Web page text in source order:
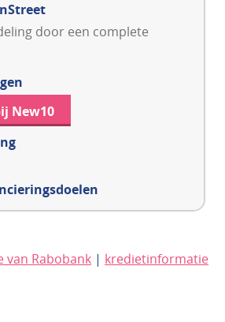
door een complete
New10
Rabobank | kredietinformatie